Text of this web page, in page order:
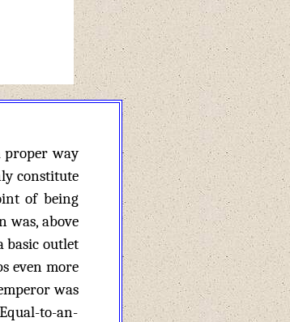
proper way
constitute
of being
was, above
basic outlet
even more
was
to-an-